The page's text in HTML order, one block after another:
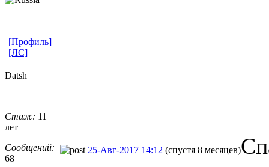
[Профиль]
[ЛС]
Datsh
Стаж: 11
лет
Сообщений:
68
25-Авг-2017 14:12 (спустя 8 месяцев)